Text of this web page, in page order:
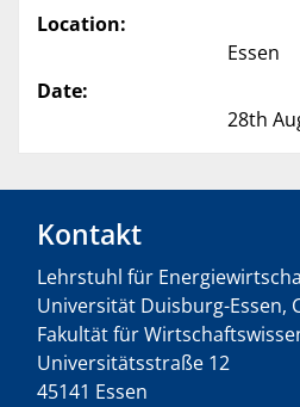
Location:
Essen
Date:
28th
Kontakt
Lehrstuhl für
Universität Duisburg-Essen,
Fakultät für
Universitätsstraße 12
45141 Essen